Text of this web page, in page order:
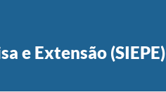
e Extensão (SIEPE)